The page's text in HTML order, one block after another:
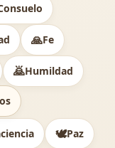
🙏Fe
🙇Humildad
🕊️Paz